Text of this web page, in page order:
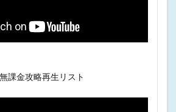
課金攻略再生リスト